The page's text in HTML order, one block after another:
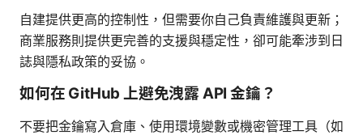
自建提供更高的控制性，但需要你自己負責維護與更新；
商業服務則提供更完善的支援與穩定性，卻可能牽涉到日
誌與隱私政策的妥協。
如何在 GitHub 上避免洩露 API 金鑰？
不要把金鑰寫入倉庫、使用環境變數或機密管理工具（如